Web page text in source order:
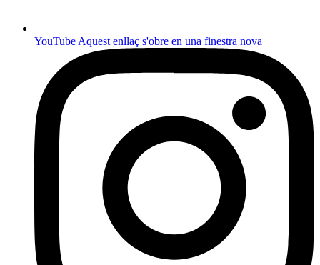
YouTube Aquest enllaç s'obre en una finestra nova